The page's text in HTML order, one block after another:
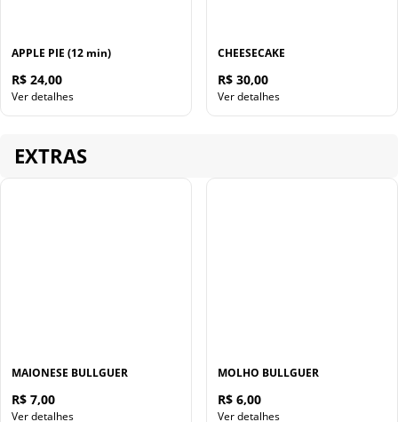
APPLE PIE (12 min)
R$ 24,00
Ver detalhes
CHEESECAKE
R$ 30,00
Ver detalhes
EXTRAS
MAIONESE BULLGUER
R$ 7,00
Ver detalhes
MOLHO BULLGUER
R$ 6,00
Ver detalhes